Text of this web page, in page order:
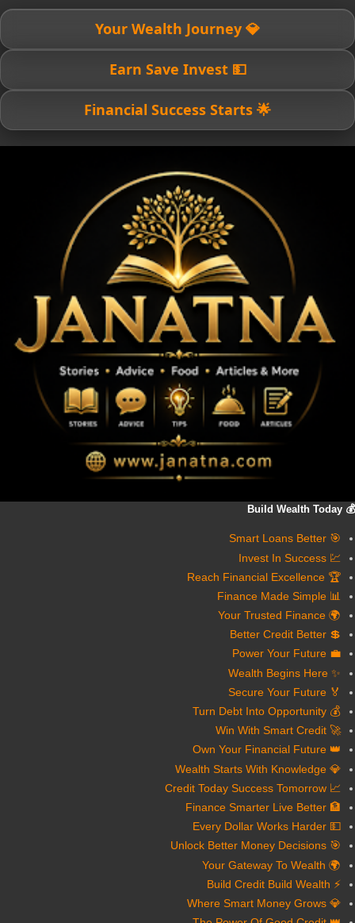
💎 Your Wealth Journey
💵 Earn Save Invest
🌟 Financial Success Starts
💰 Build Wealth Today
🎯 Smart Loans Better
💹 Invest In Success
🏆 Reach Financial Excellence
📊 Finance Made Simple
🌍 Your Trusted Finance
💲 Better Credit Better
💼 Power Your Future
✨ Wealth Begins Here
🏅 Secure Your Future
💰 Turn Debt Into Opportunity
🚀 Win With Smart Credit
👑 Own Your Financial Future
💎 Wealth Starts With Knowledge
📈 Credit Today Success Tomorrow
🏦 Finance Smarter Live Better
💵 Every Dollar Works Harder
🎯 Unlock Better Money Decisions
🌍 Your Gateway To Wealth
⚡ Build Credit Build Wealth
💎 Where Smart Money Grows